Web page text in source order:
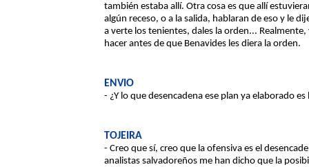
también estaba allí. Otra cosa es que allí
algún receso, o a la salida, hablaran de eso y le
a verte los tenientes, dales la orden...
hacer antes de que Benavides les diera la orden.
ENVIO
- ¿Y lo que desencadena ese plan ya elaborado
TOJEIRA
- Creo que sí, creo que la ofensiva es el
analistas salvadoreños me han dicho que la